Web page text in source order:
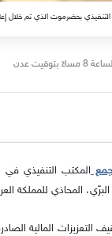
الذي تم خلال إعلان توقيف إيرادات المحافظة،
المكتب التنفيذي
المحاذي للمملكة
المالية